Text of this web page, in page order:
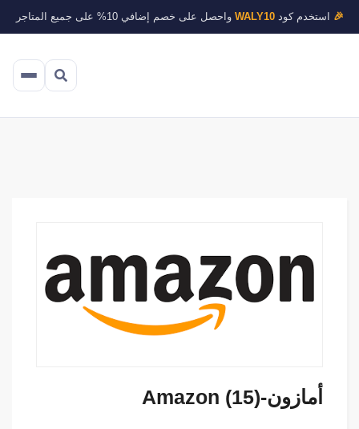
🎉 استخدم كودWALY10 واحصل على خصم إضافي 10% على جميع المتاجر
أمازون-Amazon (15)